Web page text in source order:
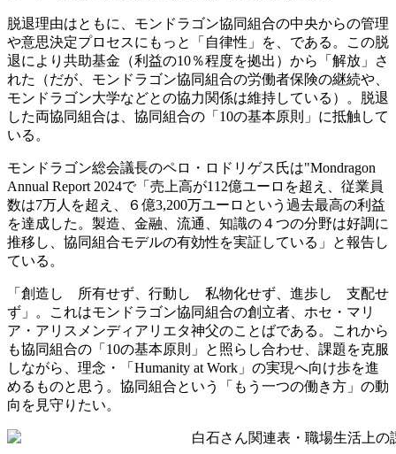
脱退理由はともに、モンドラゴン協同組合の中央からの管理
や意思決定プロセスにもっと「自律性」を、である。この脱
退により共助基金（利益の10％程度を拠出）から「解放」さ
れた（だが、モンドラゴン協同組合の労働者保険の継続や、
モンドラゴン大学などとの協力関係は維持している）。脱退
した両協同組合は、協同組合の「10の基本原則」に抵触して
いる。
モンドラゴン総会議長のペロ・ロドリゲス氏は"Mondragon
Annual Report 2024で「売上高が112億ユーロを超え、従業員
数は7万人を超え、６億3,200万ユーロという過去最高の利益
を達成した。製造、金融、流通、知識の４つの分野は好調に
推移し、協同組合モデルの有効性を実証している」と報告し
ている。
「創造し 所有せず、行動し 私物化せず、進歩し 支配せ
ず」。これはモンドラゴン協同組合の創立者、ホセ・マリ
ア・アリスメンディアリエタ神父のことばである。これから
も協同組合の「10の基本原則」と照らし合わせ、課題を克服
しながら、理念・「Humanity at Work」の実現へ向け歩を進
めるものと思う。協同組合という「もう一つの働き方」の動
向を見守りたい。